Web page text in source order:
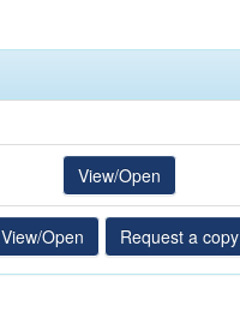
View/Open
View/Open Request a copy